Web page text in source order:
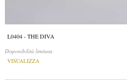
L0404 - THE DIVA
Disponibilità limitata
VISUALIZZA